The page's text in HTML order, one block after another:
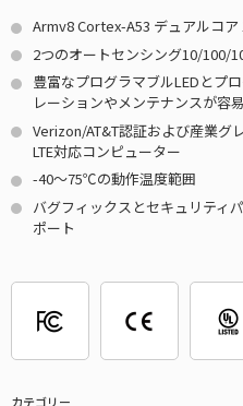
Armv8 Cortex-A53 デュアルコア
2つのオートセンシング10/100/
豊富なプログラマブルLEDとプ
レーションやメンテナンスが容易
Verizon/AT&T認証および産業グ
LTE対応コンピューター
-40～75℃の動作温度範囲
バグフィックスとセキュリティ
ポート
カテゴリー